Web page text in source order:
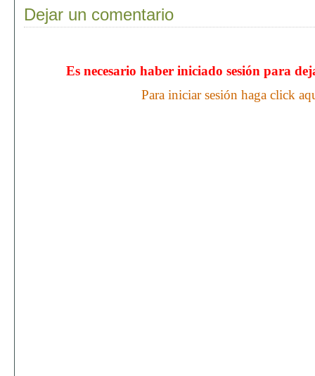
Dejar un comentario
Es necesario haber iniciado sesión para
Para iniciar sesión haga click